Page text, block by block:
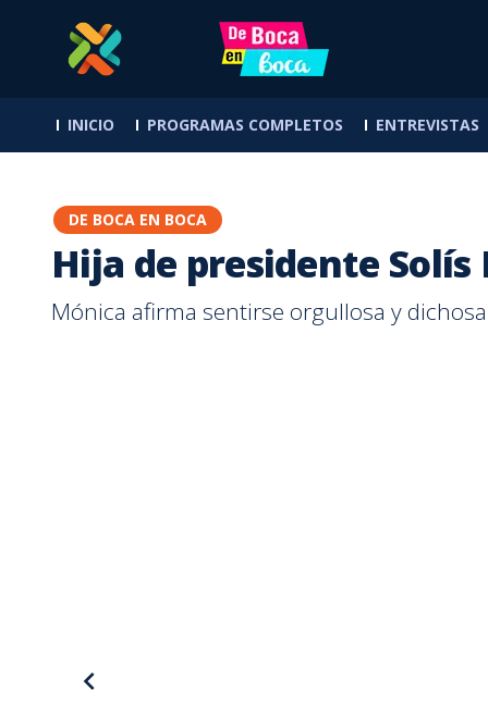
INICIO PROGRAMAS COMPLETOS ENTREVISTAS
DE BOCA EN BOCA
Hija de presidente
Mónica afirma sentirse orgullosa y